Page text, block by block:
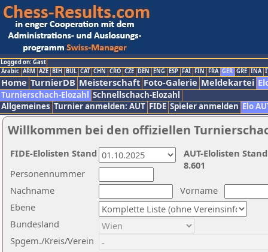
Logged on: Gast
Arabic ARM AZE BIH BUL CAT CHN CRO CZE DEN ENG ESP FAI FIN FRA GER GRE INA
Home TurnierDB Meisterschaft Foto-Galerie Meldekartei
Turnierschach-Elozahl Schnellschach-Elozahl
Allgemeines Turnier anmelden: AUT FIDE Spieler anmelden Elo
Willkommen bei den offiziellen
Nachname
Vorname
Ebene
Personennummer
Bundesland
Spgem./Kreis/Verein
AUT-Elolisten
8.601
FIDE-Elolisten Stand